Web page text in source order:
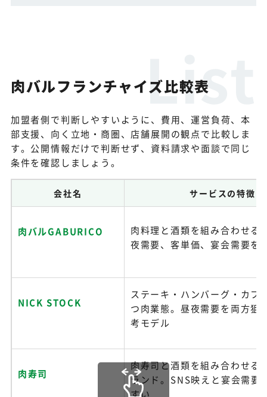
肉バルフランチャイズ比較表
加盟者側で判断しやすいように、費用、運営負荷、本
部支援、向く立地・商圏、店舗展開の観点で比較しま
す。公開情報だけで判断せず、資料請求や面談で同じ
条件を確認しましょう。
会社名 サービスの特徴
肉バルGABURICO
肉料理と酒類を組み合わせる
夜需要、客単価、宴会需要を
NICK STOCK
ステーキ・ハンバーグ・カフ
つ肉業態。昼夜需要を両方狙
考モデル
肉寿司
肉寿司と酒類を組み合わせる
ランド。SNS映えと宴会需要
すい